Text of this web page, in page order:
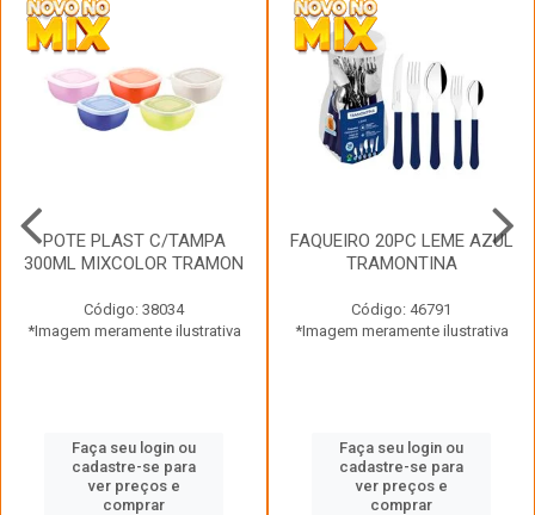
POTE PLAST C/TAMPA
300ML MIXCOLOR TRAMON
Código: 38034
*Imagem meramente ilustrativa
Faça seu login ou
cadastre-se para
ver preços e
comprar
FAQUEIRO 20PC LEME AZUL
TRAMONTINA
Código: 46791
*Imagem meramente ilustrativa
Faça seu login ou
cadastre-se para
ver preços e
comprar